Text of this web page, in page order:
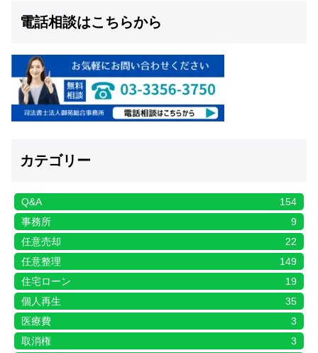
電話相談はこちらから
カテゴリー
Q&A
154
事務所
9
任意売却
22
任意整理
149
住宅ローン
19
個人再生
35
医療費
3
取消権
3